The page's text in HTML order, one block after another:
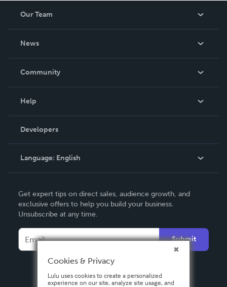
Our Team
News
In The News
Community
Podcast
Help
Order Lookup
Knowledge Base
Contact Support
Developers
Language: English
Deutsch
Français
Español
Get expert tips on direct sales, audience growth, and
exclusive offers to help you build your business.
Unsubscribe at any time.
Submit
Cookies & Privacy
Lulu uses cookies to create a personalized
experience on our site, analyze site usage, and